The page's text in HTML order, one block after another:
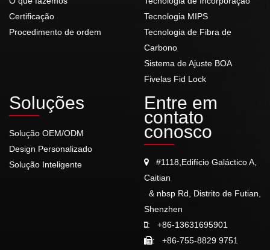
Certificação
Procedimento de ordem
Tecnologia MIPS
Tecnologia de Fibra de
Carbono
Sistema de Ajuste BOA
Fivelas Fid Lock
Soluções
Solução OEM/ODM
Design Personalizado
Solução Inteligente
Entre em
contato
conosco
#1118,Edifício Galáctico A,
Caitian
& nbsp Rd, Distrito de Futian,
Shenzhen
: +86-13631695901
: +86-755-8829 9751